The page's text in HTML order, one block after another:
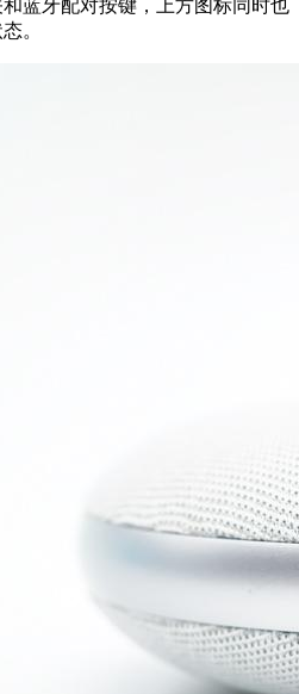
蓝牙配对按键，上方图标同时也
。